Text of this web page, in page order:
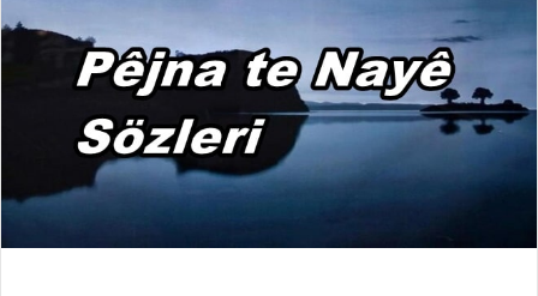
p
o
s
t
a